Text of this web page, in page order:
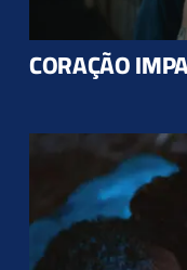
CORAÇÃO